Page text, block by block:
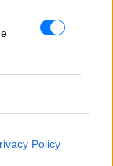
Policy
Σβιτάιλο
μοιράστηκε